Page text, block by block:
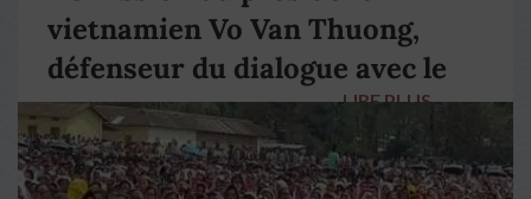
vietnamien Vo Van Thuong,
défenseur du dialogue avec le
pape François
LIRE PLUS →